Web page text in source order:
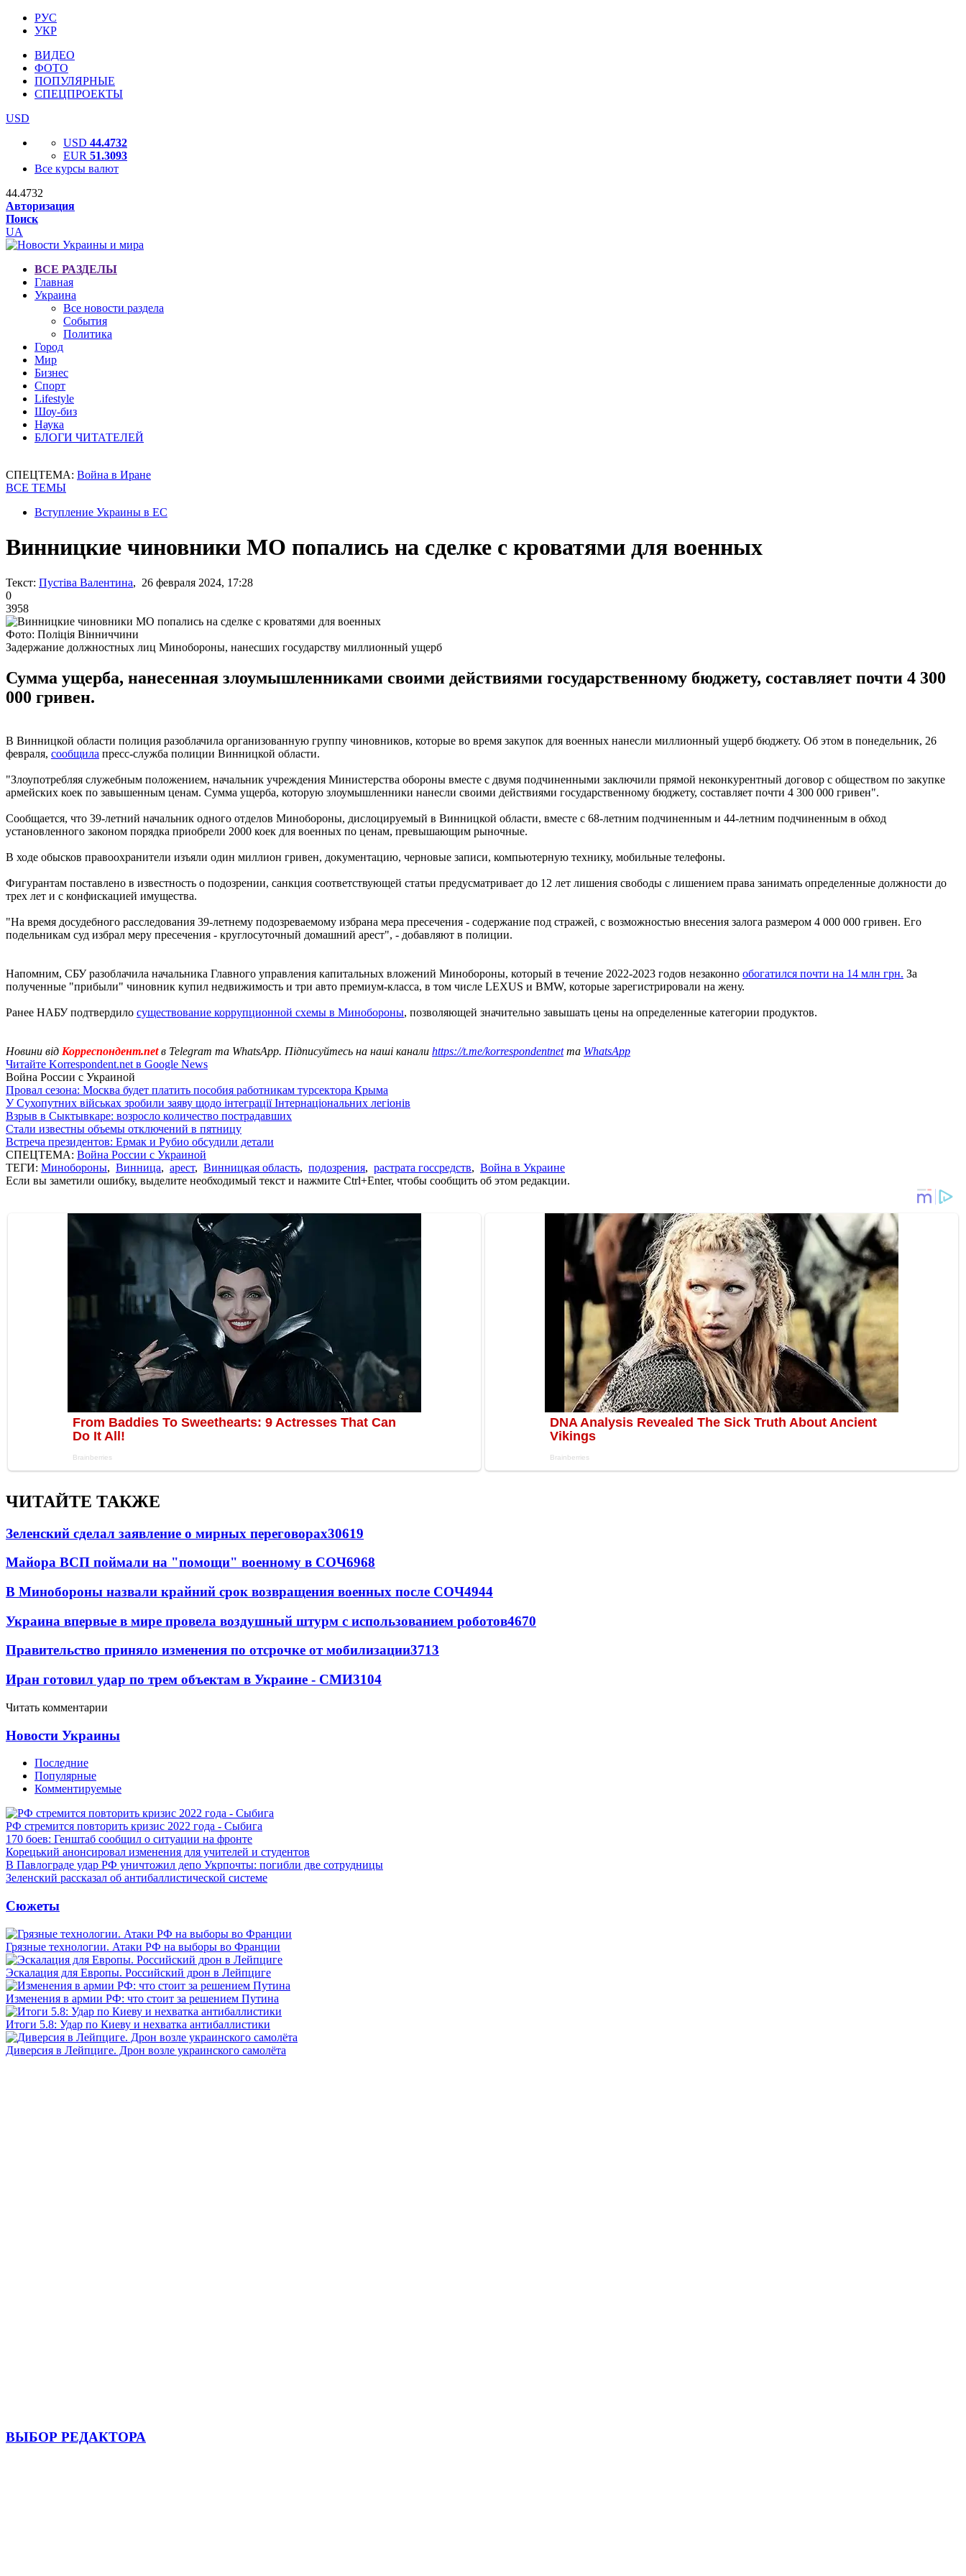
РУС
УКР
ВИДЕО
ФОТО
ПОПУЛЯРНЫЕ
СПЕЦПРОЕКТЫ
USD
USD 44.4732
EUR 51.3093
Все курсы валют
44.4732
Авторизация
Поиск
UA
ВСЕ РАЗДЕЛЫ
Главная
Украина
Все новости раздела
События
Политика
Город
Мир
Бизнес
Спорт
Lifestyle
Шоу-биз
Наука
БЛОГИ ЧИТАТЕЛЕЙ
СПЕЦТЕМА: Война в Иране
ВСЕ ТЕМЫ
Вступление Украины в ЕС
Винницкие чиновники МО попались на сделке с кроватями для военных
Текст: Пустіва Валентина, 26 февраля 2024, 17:28
0
3958
Фото: Поліція Вінниччини
Задержание должностных лиц Минобороны, нанесших государству миллионный ущерб
Сумма ущерба, нанесенная злоумышленниками своими действиями государственному бюджету, составляет почти 4 300
000 гривен.
В Винницкой области полиция разоблачила организованную группу чиновников, которые во время закупок для военных нанесли миллионный ущерб бюджету. Об этом в понедельник, 26
февраля, сообщила пресс-служба полиции Винницкой области.
"Злоупотребляя служебным положением, начальник учреждения Министерства обороны вместе с двумя подчиненными заключили прямой неконкурентный договор с обществом по закупке
армейских коек по завышенным ценам. Сумма ущерба, которую злоумышленники нанесли своими действиями государственному бюджету, составляет почти 4 300 000 гривен".
Сообщается, что 39-летний начальник одного отделов Минобороны, дислоцируемый в Винницкой области, вместе с 68-летним подчиненным и 44-летним подчиненным в обход
установленного законом порядка приобрели 2000 коек для военных по ценам, превышающим рыночные.
В ходе обысков правоохранители изъяли один миллион гривен, документацию, черновые записи, компьютерную технику, мобильные телефоны.
Фигурантам поставлено в известность о подозрении, санкция соответствующей статьи предусматривает до 12 лет лишения свободы с лишением права занимать определенные должности до
трех лет и с конфискацией имущества.
"На время досудебного расследования 39-летнему подозреваемому избрана мера пресечения - содержание под стражей, с возможностью внесения залога размером 4 000 000 гривен. Его
подельникам суд избрал меру пресечения - круглосуточный домашний арест", - добавляют в полиции.
Напомним, СБУ разоблачила начальника Главного управления капитальных вложений Минобороны, который в течение 2022-2023 годов незаконно обогатился почти на 14 млн грн. За
полученные "прибыли" чиновник купил недвижимость и три авто премиум-класса, в том числе LEXUS и BMW, которые зарегистрировали на жену.
Ранее НАБУ подтвердило существование коррупционной схемы в Минобороны, позволяющей значительно завышать цены на определенные категории продуктов.
Новини від Корреспондент.netв Telegram та WhatsApp. Підписуйтесь на наші канали https://t.me/korrespondentnetта WhatsApp
Читайте Korrespondent.net в Google News
Война России с Украиной
Провал сезона: Москва будет платить пособия работникам турсектора Крыма
У Сухопутних військах зробили заяву щодо інтеграції Інтернаціональних легіонів
Взрыв в Сыктывкаре: возросло количество пострадавших
Стали известны объемы отключений в пятницу
Встреча президентов: Ермак и Рубио обсудили детали
СПЕЦТЕМА: Война России с Украиной
ТЕГИ: Минобороны, Винница, арест, Винницкая область, подозрения, растрата госсредств, Война в Украине
Если вы заметили ошибку, выделите необходимый текст и нажмите Ctrl+Enter, чтобы сообщить об этом редакции.
ЧИТАЙТЕ ТАКЖЕ
Зеленский сделал заявление о мирных переговорах30619
Майора ВСП поймали на "помощи" военному в СОЧ6968
В Минобороны назвали крайний срок возвращения военных после СОЧ4944
Украина впервые в мире провела воздушный штурм с использованием роботов4670
Правительство приняло изменения по отсрочке от мобилизации3713
Иран готовил удар по трем объектам в Украине - СМИ3104
Читать комментарии
Новости Украины
Последние
Популярные
Комментируемые
РФ стремится повторить кризис 2022 года - Сыбига
170 боев: Генштаб сообщил о ситуации на фронте
Корецький анонсировал изменения для учителей и студентов
В Павлограде удар РФ уничтожил депо Укрпочты: погибли две сотрудницы
Зеленский рассказал об антибаллистической системе
Сюжеты
Грязные технологии. Атаки РФ на выборы во Франции
Эскалация для Европы. Российский дрон в Лейпциге
Изменения в армии РФ: что стоит за решением Путина
Итоги 5.8: Удар по Киеву и нехватка антибаллистики
Диверсия в Лейпциге. Дрон возле украинского самолёта
ВЫБОР РЕДАКТОРА